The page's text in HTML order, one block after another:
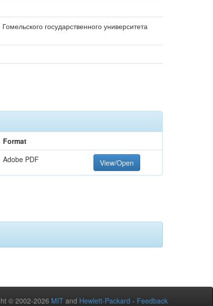
государственного университета
Format
Adobe PDF View/Open
© 2002-2026 MIT and Hewlett-Packard - Feedback